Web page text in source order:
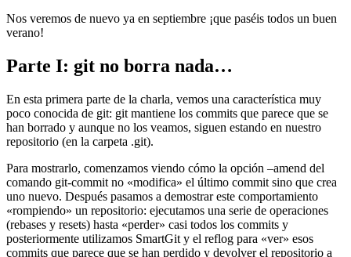
Nos veremos de nuevo ya en septiembre ¡que paséis todos un buen
verano!
Parte I: git no borra nada…
En esta primera parte de la charla, vemos una característica muy
poco conocida de git: git mantiene los commits que parece que se
han borrado y aunque no los veamos, siguen estando en nuestro
repositorio (en la carpeta .git).
Para mostrarlo, comenzamos viendo cómo la opción –amend del
comando git-commit no «modifica» el último commit sino que crea
uno nuevo. Después pasamos a demostrar este comportamiento
«rompiendo» un repositorio: ejecutamos una serie de operaciones
(rebases y resets) hasta «perder» casi todos los commits y
posteriormente utilizamos SmartGit y el reflog para «ver» esos
commits que parece que se han perdido y devolver el repositorio a